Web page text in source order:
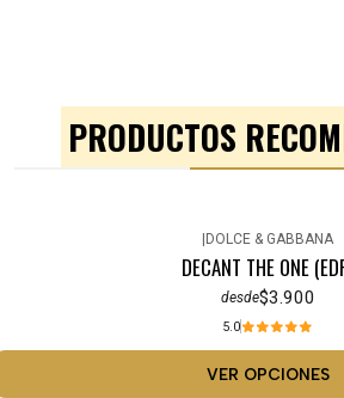
PRODUCTOS
DOLCE & GABBANA
DECANT THE ONE
desde$3.900
5.0
VER OPCIONES